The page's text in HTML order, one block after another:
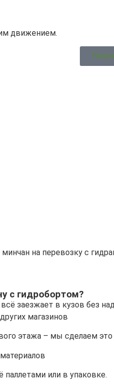
движением.
на перевозку с
с гидробортом?
всё заезжает в кузов без
магазинов
этажа – мы сделаем это
паллетами или в упаковке.